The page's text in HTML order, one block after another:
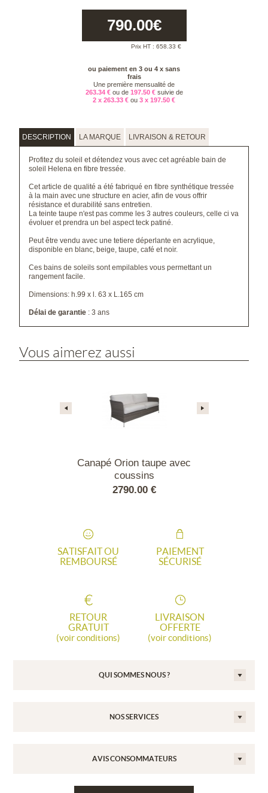
790.00€
Prix HT : 658.33 €
ou paiement en 3 ou 4 x sans
frais
Une première mensualité de
263.34 €ou de 197.50 €suivie de
2 x 263.33 € ou 3 x 197.50 €
DESCRIPTION LA MARQUE LIVRAISON & RETOUR
Profitez du soleil et détendez vous avec cet agréable bain de
soleil Helena en fibre tressée.
Cet article de qualité a été fabriqué en fibre synthétique tressée
à la main avec une structure en acier, afin de vous offrir
résistance et durabilité sans entretien.
La teinte taupe n'est pas comme les 3 autres couleurs, celle ci va
évoluer et prendra un bel aspect teck patiné.
Peut être vendu avec une tetiere déperlante en acrylique,
disponible en blanc, beige, taupe, café et noir.
Ces bains de soleils sont empilables vous permettant un
rangement facile.
Dimensions: h.99 x l. 63 x L.165 cm
Délai de garantie : 3 ans
Vous aimerez aussi
Canapé Orion taupe avec
coussins
2790.00 €
SATISFAIT OU
REMBOURSÉ
PAIEMENT
SÉCURISÉ
RETOUR
GRATUIT
(voir conditions)
LIVRAISON
OFFERTE
(voir conditions)
QUI SOMMES NOUS ?
NOS SERVICES
AVIS CONSOMMATEURS